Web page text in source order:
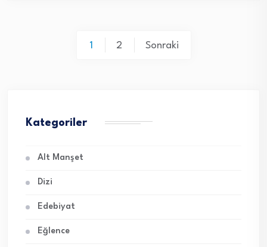
1 2 Sonraki
Kategoriler
Alt Manşet
Dizi
Edebiyat
Eğlence